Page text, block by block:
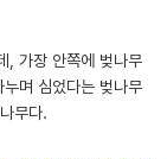
, 가장 안쪽에 벚나무
며 심었다는 벚나무
무다.